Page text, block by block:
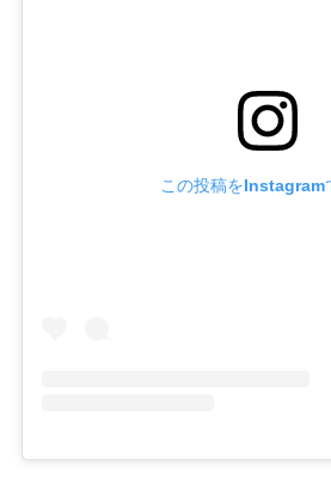
この投稿をInstagram